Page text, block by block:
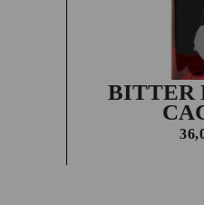
BITTER